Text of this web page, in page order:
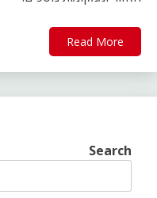
Read More
Search